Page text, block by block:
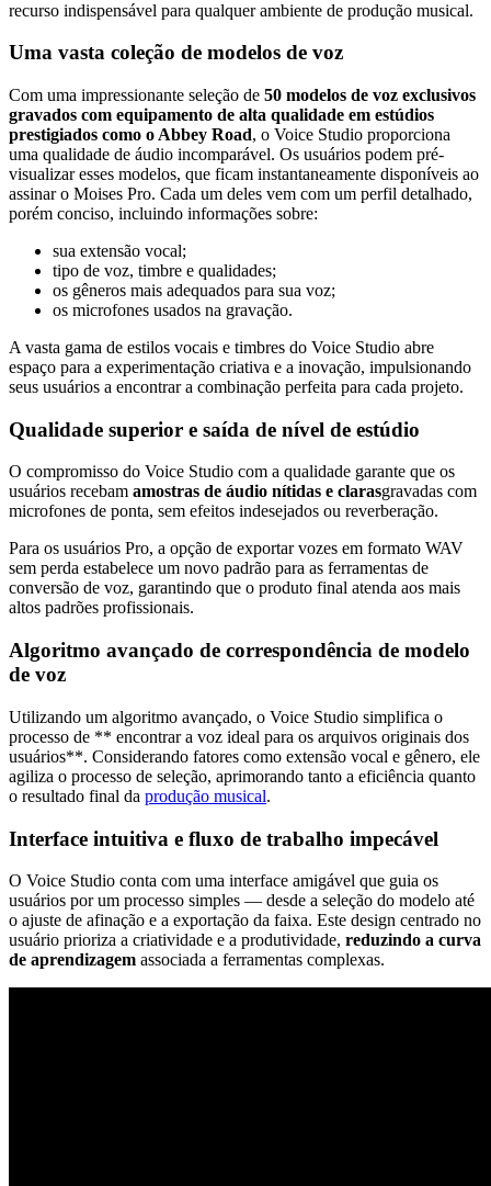
recurso indispensável para qualquer ambiente de produção musical.
Uma vasta coleção de modelos de voz
Com uma impressionante seleção de 50 modelos de voz exclusivos
gravados com equipamento de alta qualidade em estúdios
prestigiados como o Abbey Road, o Voice Studio proporciona
uma qualidade de áudio incomparável. Os usuários podem pré-
visualizar esses modelos, que ficam instantaneamente disponíveis ao
assinar o Moises Pro. Cada um deles vem com um perfil detalhado,
porém conciso, incluindo informações sobre:
sua extensão vocal;
tipo de voz, timbre e qualidades;
os gêneros mais adequados para sua voz;
os microfones usados na gravação.
A vasta gama de estilos vocais e timbres do Voice Studio abre
espaço para a experimentação criativa e a inovação, impulsionando
seus usuários a encontrar a combinação perfeita para cada projeto.
Qualidade superior e saída de nível de estúdio
O compromisso do Voice Studio com a qualidade garante que os
usuários recebam amostras de áudio nítidas e clarasgravadas com
microfones de ponta, sem efeitos indesejados ou reverberação.
Para os usuários Pro, a opção de exportar vozes em formato WAV
sem perda estabelece um novo padrão para as ferramentas de
conversão de voz, garantindo que o produto final atenda aos mais
altos padrões profissionais.
Algoritmo avançado de correspondência de modelo
de voz
Utilizando um algoritmo avançado, o Voice Studio simplifica o
processo de ** encontrar a voz ideal para os arquivos originais dos
usuários**. Considerando fatores como extensão vocal e gênero, ele
agiliza o processo de seleção, aprimorando tanto a eficiência quanto
o resultado final da produção musical.
Interface intuitiva e fluxo de trabalho impecável
O Voice Studio conta com uma interface amigável que guia os
usuários por um processo simples — desde a seleção do modelo até
o ajuste de afinação e a exportação da faixa. Este design centrado no
usuário prioriza a criatividade e a produtividade, reduzindo a curva
de aprendizagem associada a ferramentas complexas.